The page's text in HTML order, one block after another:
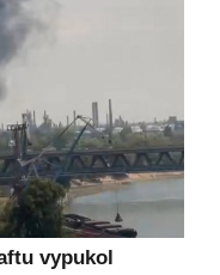
vypukol